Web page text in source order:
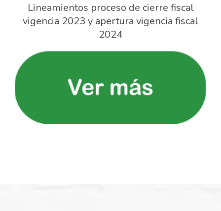
Lineamientos proceso de cierre fiscal
vigencia 2023 y apertura vigencia fiscal
2024